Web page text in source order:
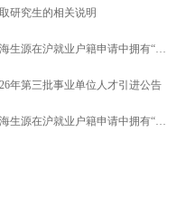
研究生的相关说明
业户籍申请中拥有“专利证书及申请”的毕业生名单公示
年第三批事业单位人才引进公告
业户籍申请中拥有“专利证书及申请”的毕业生名单公示